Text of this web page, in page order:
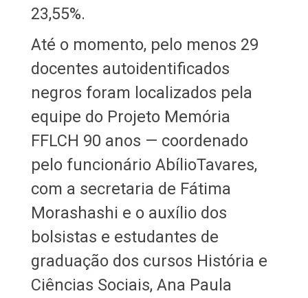
23,55%.
Até o momento, pelo menos 29
docentes autoidentificados
negros foram localizados pela
equipe do Projeto Memória
FFLCH 90 anos — coordenado
pelo funcionário AbílioTavares,
com a secretaria de Fátima
Morashashi e o auxílio dos
bolsistas e estudantes de
graduação dos cursos História e
Ciências Sociais, Ana Paula